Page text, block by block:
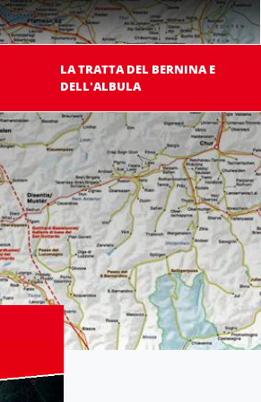
LA TRATTA DEL BERNINA E
DELL'ALBULA